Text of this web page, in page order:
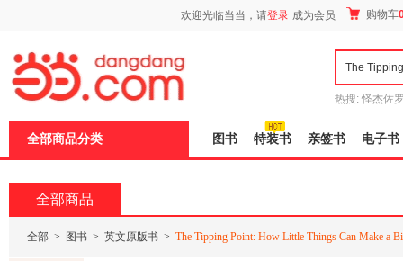
欢迎光临当当，请登录 成为会员 购物车
热搜: 怪杰佐
全部商品分类 图书 特装书 亲签书 电子书
全部商品
全部 > 图书 > 英文原版书 > The Tipping Point: How Little Things Can Make a
页
加